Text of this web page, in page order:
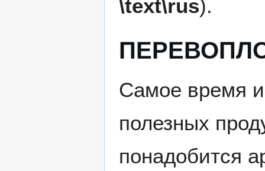
\text\rus).
Самое время
полезных
понадобится